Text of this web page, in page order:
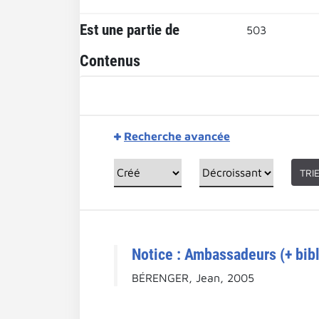
Est une partie de 503
Contenus
Recherche avancée
Notice : Ambassadeurs (+
BÉRENGER, Jean, 2005